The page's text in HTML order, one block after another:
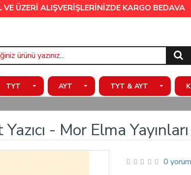
ÜZERİ ALIŞVERİŞLERİNİZDE KARGO BEDAVA
TYT AYT TYT & AYT
- Mor Elma Yayınları
0 yorum